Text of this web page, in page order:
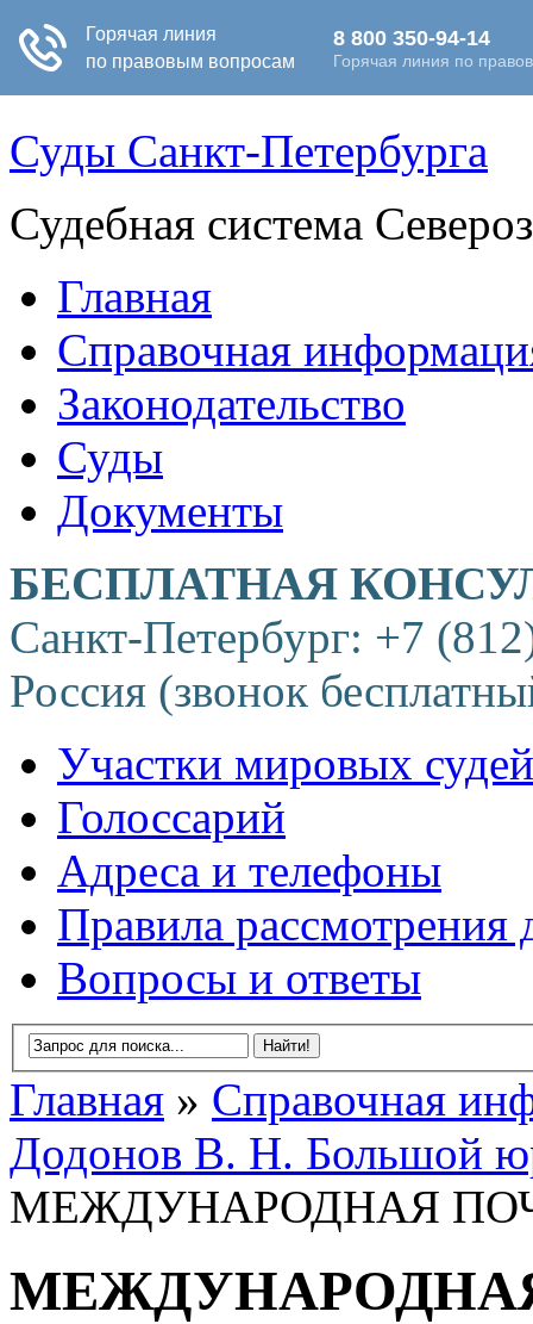
Суды Санкт-Петербурга
Судебная система
Главная
Справочная
Законодательство
Суды
Документы
БЕСПЛАТНАЯ
Санкт-Петербург: +7
Россия (звонок
Участки мировых судей
Голоссарий
Адреса и телефоны
Правила рассмотрения
Вопросы и ответы
Главная » Справочная
Додонов В. Н. Большой
МЕЖДУНАРОДНАЯ